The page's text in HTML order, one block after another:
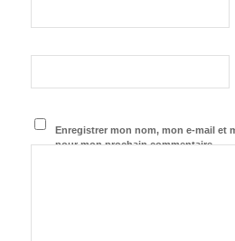
Enregistrer mon nom, mon e-mail et
pour mon prochain commentaire.